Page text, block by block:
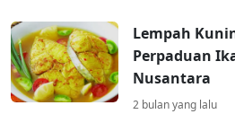
Lempah
Perpaduan
Nusantara
2 bulan yang lalu